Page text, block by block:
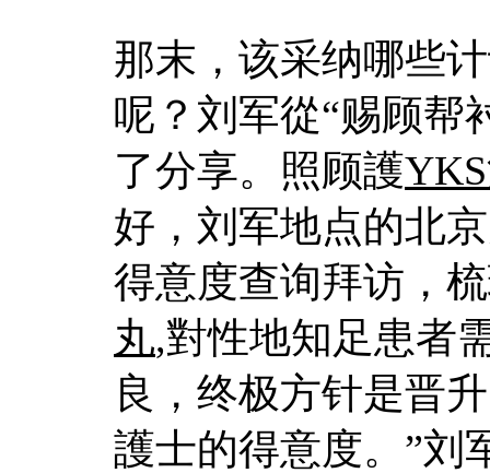
那末，该采纳哪些
呢？刘军從“赐顾帮
了分享。照顾護
好，刘军地点的北
得意度查询拜访，
丸,對性地知足患者
良，终极方针是晋
護士的得意度。”刘